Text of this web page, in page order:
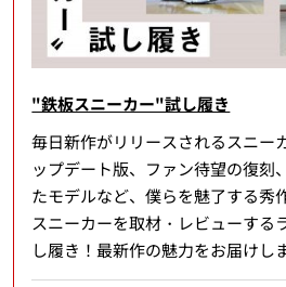
"鉄板スニーカー"試し履き
毎日新作がリリースされるスニー
ップデート版、ファン待望の復刻
たモデルなど、僕らを魅了する秀
スニーカーを取材・レビューする
し履き！最新作の魅力をお届けし